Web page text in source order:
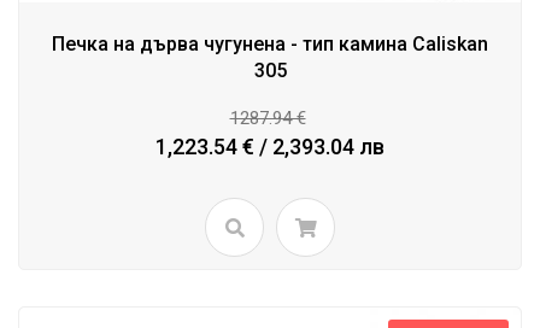
Печка на дърва чугунена - тип камина Caliskan
305
1287.94 €
1,223.54 € / 2,393.04 лв